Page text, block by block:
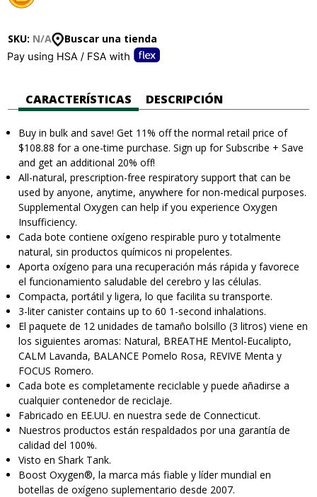
SKU: N/A Buscar una tienda
CARACTERÍSTICAS DESCRIPCIÓN
Buy in bulk and save! Get 11% off the normal retail price of
$108.88 for a one-time purchase. Sign up for Subscribe + Save
and get an additional 20% off!
All-natural, prescription-free respiratory support that can be
used by anyone, anytime, anywhere for non-medical purposes.
Supplemental Oxygen can help if you experience Oxygen
Insufficiency.
Cada bote contiene oxígeno respirable puro y totalmente
natural, sin productos químicos ni propelentes.
Aporta oxígeno para una recuperación más rápida y favorece
el funcionamiento saludable del cerebro y las células.
Compacta, portátil y ligera, lo que facilita su transporte.
3-liter canister contains up to 60 1-second inhalations.
El paquete de 12 unidades de tamaño bolsillo (3 litros) viene en
los siguientes aromas: Natural, BREATHE Mentol-Eucalipto,
CALM Lavanda, BALANCE Pomelo Rosa, REVIVE Menta y
FOCUS Romero.
Cada bote es completamente reciclable y puede añadirse a
cualquier contenedor de reciclaje.
Fabricado en EE.UU. en nuestra sede de Connecticut.
Nuestros productos están respaldados por una garantía de
calidad del 100%.
Visto en Shark Tank.
Boost Oxygen®, la marca más fiable y líder mundial en
botellas de oxígeno suplementario desde 2007.